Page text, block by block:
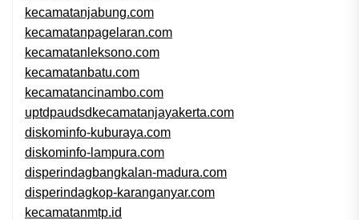
kecamatanjabung.com
kecamatanpagelaran.com
kecamatanleksono.com
kecamatanbatu.com
kecamatancinambo.com
uptdpaudsdkecamatanjayakerta.com
diskominfo-kuburaya.com
diskominfo-lampura.com
disperindagbangkalan-madura.com
disperindagkop-karanganyar.com
kecamatanmtp.id